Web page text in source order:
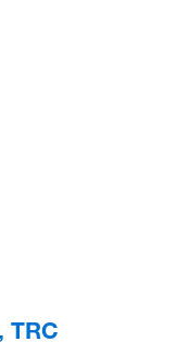
TRC